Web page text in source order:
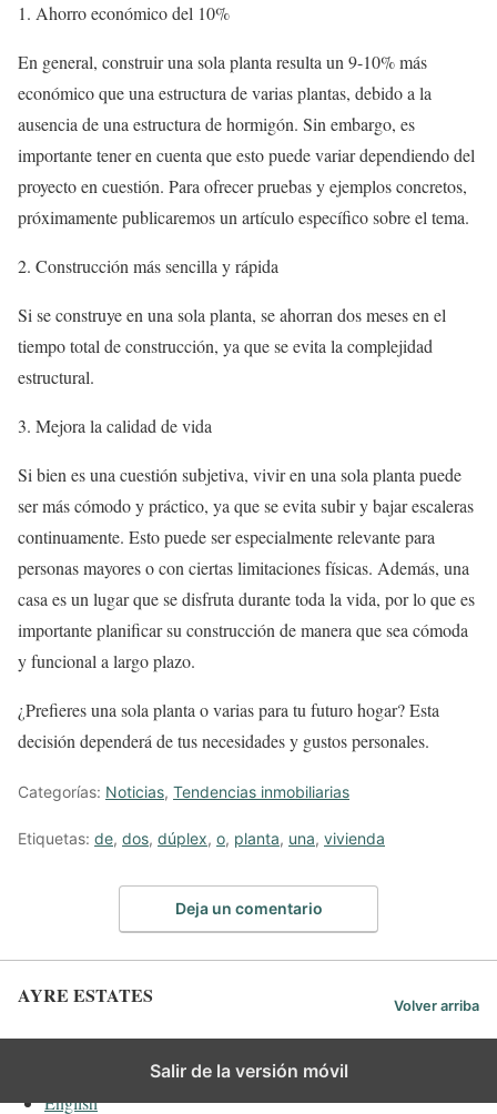
1. Ahorro económico del 10%
En general, construir una sola planta resulta un 9-10% más
económico que una estructura de varias plantas, debido a la
ausencia de una estructura de hormigón. Sin embargo, es
importante tener en cuenta que esto puede variar dependiendo del
proyecto en cuestión. Para ofrecer pruebas y ejemplos concretos,
próximamente publicaremos un artículo específico sobre el tema.
2. Construcción más sencilla y rápida
Si se construye en una sola planta, se ahorran dos meses en el
tiempo total de construcción, ya que se evita la complejidad
estructural.
3. Mejora la calidad de vida
Si bien es una cuestión subjetiva, vivir en una sola planta puede
ser más cómodo y práctico, ya que se evita subir y bajar escaleras
continuamente. Esto puede ser especialmente relevante para
personas mayores o con ciertas limitaciones físicas. Además, una
casa es un lugar que se disfruta durante toda la vida, por lo que es
importante planificar su construcción de manera que sea cómoda
y funcional a largo plazo.
¿Prefieres una sola planta o varias para tu futuro hogar? Esta
decisión dependerá de tus necesidades y gustos personales.
Categorías: Noticias, Tendencias inmobiliarias
Etiquetas: de, dos, dúplex, o, planta, una, vivienda
Deja un comentario
AYRE ESTATES Volver arriba
Salir de la versión móvil
English